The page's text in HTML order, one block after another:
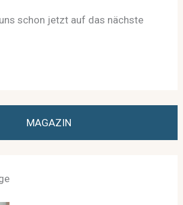
schon jetzt auf das nächste
MAGAZIN